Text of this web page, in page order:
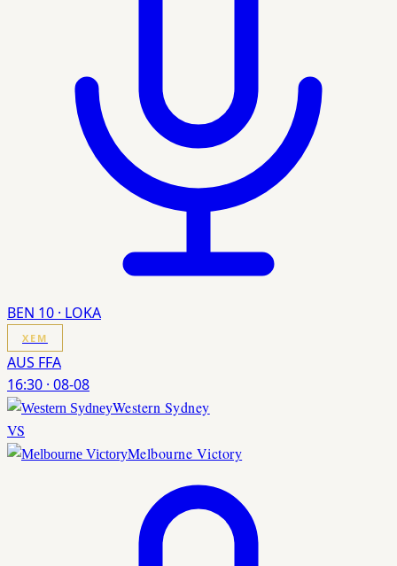
BEN 10 · LOKA
XEM
AUS FFA
16:30 · 08-08
Western Sydney
VS
Melbourne Victory